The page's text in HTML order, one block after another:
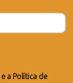
e a Política de